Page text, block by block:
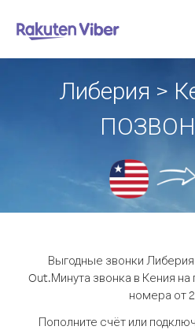
Либерия >
Выгодные звонки
Out.Минута звонка в Кения
номера от
Пополните счёт или